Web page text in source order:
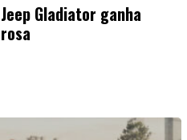
Gladiator ganha